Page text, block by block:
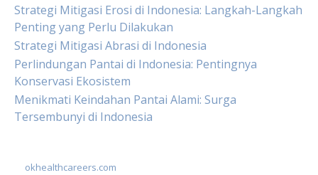
Strategi Mitigasi Erosi di Indonesia: Langkah-Langkah
Penting yang Perlu Dilakukan
Strategi Mitigasi Abrasi di Indonesia
Perlindungan Pantai di Indonesia: Pentingnya
Konservasi Ekosistem
Menikmati Keindahan Pantai Alami: Surga
Tersembunyi di Indonesia
okhealthcareers.com